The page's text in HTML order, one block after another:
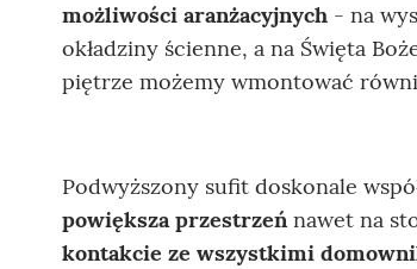
możliwości aranżacyjnych - na
okładziny ścienne, a na Święta
piętrze możemy wmontować
Podwyższony sufit doskonale
powiększa przestrzeńnawet na
kontakcie ze wszystkimi